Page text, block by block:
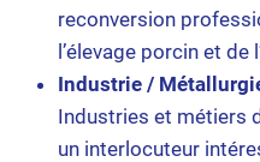
reconversion
l’élevage porcin et
Industrie /
Industries et métiers
un interlocuteur